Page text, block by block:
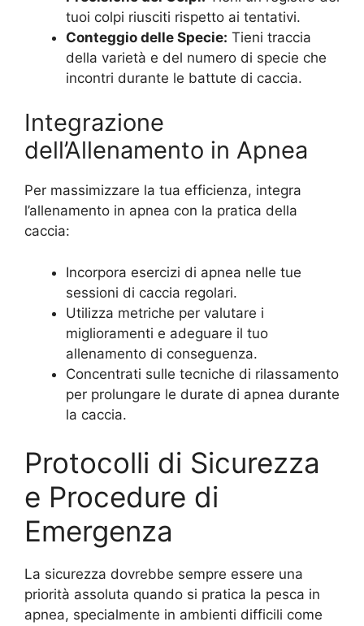
tuoi colpi riusciti rispetto ai tentativi.
Conteggio delle Specie: Tieni traccia
della varietà e del numero di specie che
incontri durante le battute di caccia.
Integrazione
dell’Allenamento in Apnea
Per massimizzare la tua efficienza, integra
l’allenamento in apnea con la pratica della
caccia:
Incorpora esercizi di apnea nelle tue
sessioni di caccia regolari.
Utilizza metriche per valutare i
miglioramenti e adeguare il tuo
allenamento di conseguenza.
Concentrati sulle tecniche di rilassamento
per prolungare le durate di apnea durante
la caccia.
Protocolli di Sicurezza
e Procedure di
Emergenza
La sicurezza dovrebbe sempre essere una
priorità assoluta quando si pratica la pesca in
apnea, specialmente in ambienti difficili come